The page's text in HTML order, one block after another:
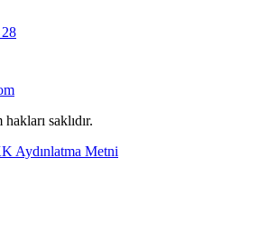
saklıdır.
Aydınlatma Metni